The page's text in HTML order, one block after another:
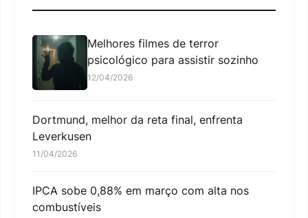
Melhores filmes de terror
psicológico para assistir sozinho
12/04/2026
Dortmund, melhor da reta final, enfrenta
Leverkusen
11/04/2026
IPCA sobe 0,88% em março com alta nos
combustíveis